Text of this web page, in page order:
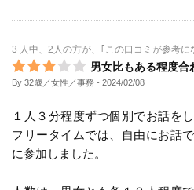
3 人中、2人の方が、｢この口コミが参考に
男女比もある程度合
By 32歳／女性／事務 - 2024/02/08
１人３分程度ずつ個別でお話を
フリータイムでは、自由にお話
に参加しました。